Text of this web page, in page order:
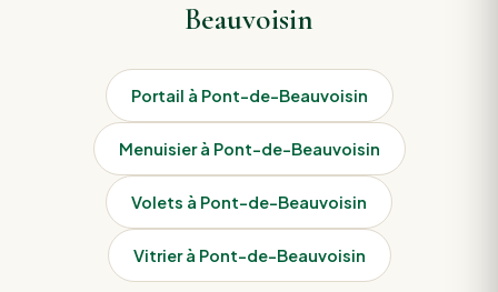
Beauvoisin
Portail à Pont-de-Beauvoisin
Menuisier à Pont-de-Beauvoisin
Volets à Pont-de-Beauvoisin
Vitrier à Pont-de-Beauvoisin